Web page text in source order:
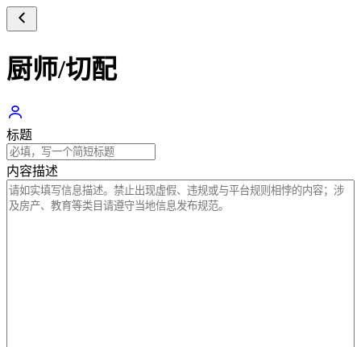
厨师/切配
标题
内容描述